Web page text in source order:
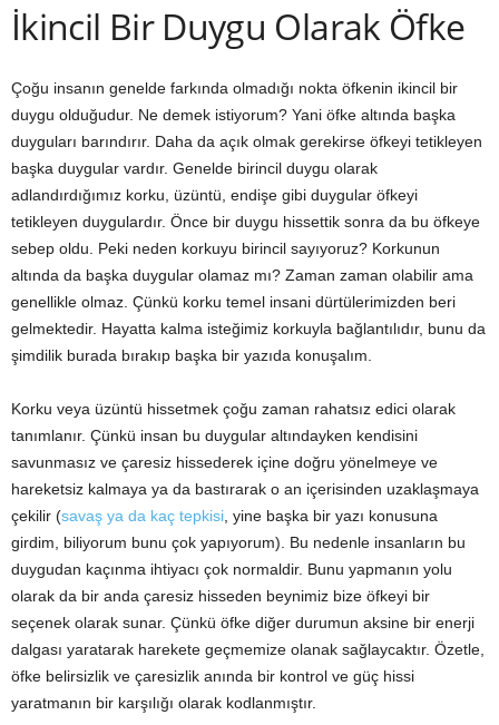
İkincil Bir Duygu Olarak Öfke
Çoğu insanın genelde farkında olmadığı nokta öfkenin ikincil bir
duygu olduğudur. Ne demek istiyorum? Yani öfke altında başka
duyguları barındırır. Daha da açık olmak gerekirse öfkeyi tetikleyen
başka duygular vardır. Genelde birincil duygu olarak
adlandırdığımız korku, üzüntü, endişe gibi duygular öfkeyi
tetikleyen duygulardır. Önce bir duygu hissettik sonra da bu öfkeye
sebep oldu. Peki neden korkuyu birincil sayıyoruz? Korkunun
altında da başka duygular olamaz mı? Zaman zaman olabilir ama
genellikle olmaz. Çünkü korku temel insani dürtülerimizden beri
gelmektedir. Hayatta kalma isteğimiz korkuyla bağlantılıdır, bunu da
şimdilik burada bırakıp başka bir yazıda konuşalım.
Korku veya üzüntü hissetmek çoğu zaman rahatsız edici olarak
tanımlanır. Çünkü insan bu duygular altındayken kendisini
savunmasız ve çaresiz hissederek içine doğru yönelmeye ve
hareketsiz kalmaya ya da bastırarak o an içerisinden uzaklaşmaya
çekilir (savaş ya da kaç tepkisi , yine başka bir yazı konusuna
girdim, biliyorum bunu çok yapıyorum). Bu nedenle insanların bu
duygudan kaçınma ihtiyacı çok normaldir. Bunu yapmanın yolu
olarak da bir anda çaresiz hisseden beynimiz bize öfkeyi bir
seçenek olarak sunar. Çünkü öfke diğer durumun aksine bir enerji
dalgası yaratarak harekete geçmemize olanak sağlaycaktır. Özetle,
öfke belirsizlik ve çaresizlik anında bir kontrol ve güç hissi
yaratmanın bir karşılığı olarak kodlanmıştır.